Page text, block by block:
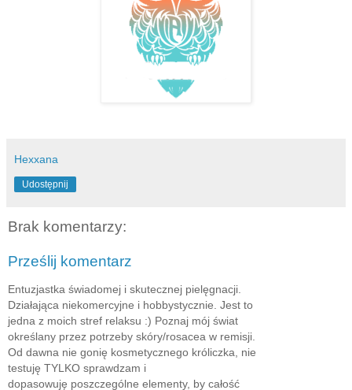
Hexxana
Udostępnij
Brak komentarzy:
Prześlij komentarz
Entuzjastka świadomej i skutecznej pielęgnacji.
Działająca niekomercyjne i hobbystycznie. Jest to
jedna z moich stref relaksu :) Poznaj mój świat
określany przez potrzeby skóry/rosacea w remisji.
Od dawna nie gonię kosmetycznego króliczka, nie
testuję TYLKO sprawdzam i
dopasowuję poszczególne elementy, by całość